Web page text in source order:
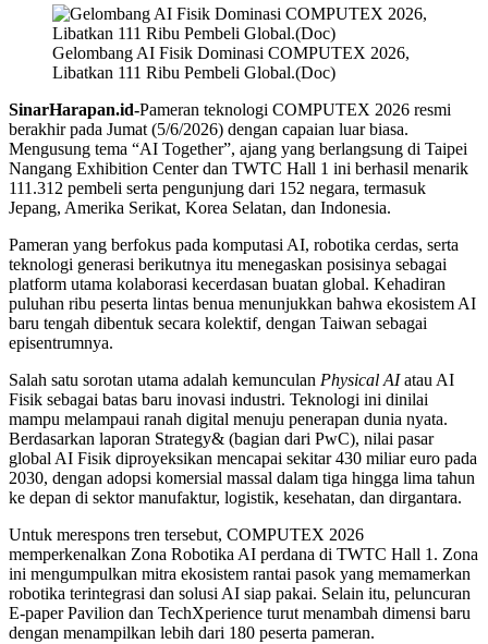
Gelombang AI Fisik Dominasi COMPUTEX 2026,
Libatkan 111 Ribu Pembeli Global.(Doc)
SinarHarapan.id-Pameran teknologi COMPUTEX 2026 resmi
berakhir pada Jumat (5/6/2026) dengan capaian luar biasa.
Mengusung tema “AI Together”, ajang yang berlangsung di Taipei
Nangang Exhibition Center dan TWTC Hall 1 ini berhasil menarik
111.312 pembeli serta pengunjung dari 152 negara, termasuk
Jepang, Amerika Serikat, Korea Selatan, dan Indonesia.
Pameran yang berfokus pada komputasi AI, robotika cerdas, serta
teknologi generasi berikutnya itu menegaskan posisinya sebagai
platform utama kolaborasi kecerdasan buatan global. Kehadiran
puluhan ribu peserta lintas benua menunjukkan bahwa ekosistem AI
baru tengah dibentuk secara kolektif, dengan Taiwan sebagai
episentrumnya.
Salah satu sorotan utama adalah kemunculan Physical AIatau AI
Fisik sebagai batas baru inovasi industri. Teknologi ini dinilai
mampu melampaui ranah digital menuju penerapan dunia nyata.
Berdasarkan laporan Strategy& (bagian dari PwC), nilai pasar
global AI Fisik diproyeksikan mencapai sekitar 430 miliar euro pada
2030, dengan adopsi komersial massal dalam tiga hingga lima tahun
ke depan di sektor manufaktur, logistik, kesehatan, dan dirgantara.
Untuk merespons tren tersebut, COMPUTEX 2026
memperkenalkan Zona Robotika AI perdana di TWTC Hall 1. Zona
ini mengumpulkan mitra ekosistem rantai pasok yang memamerkan
robotika terintegrasi dan solusi AI siap pakai. Selain itu, peluncuran
E-paper Pavilion dan TechXperience turut menambah dimensi baru
dengan menampilkan lebih dari 180 peserta pameran.